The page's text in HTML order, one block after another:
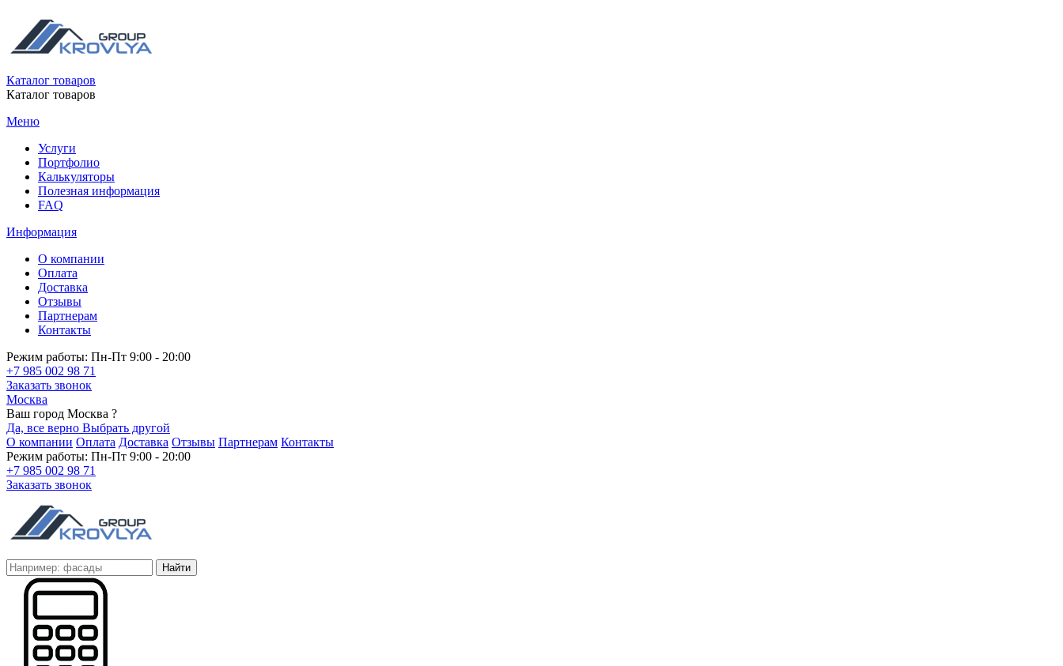
Каталог товаров
Каталог товаров
Меню
Услуги
Портфолио
Калькуляторы
Полезная информация
FAQ
Информация
О компании
Оплата
Доставка
Отзывы
Партнерам
Контакты
Режим работы: Пн-Пт 9:00 - 20:00
+7 985 002 98 71
Заказать звонок
Москва
Ваш город Москва ?
Да, все верно Выбрать другой
О компании Оплата Доставка Отзывы Партнерам Контакты
Режим работы: Пн-Пт 9:00 - 20:00
+7 985 002 98 71
Заказать звонок
Найти